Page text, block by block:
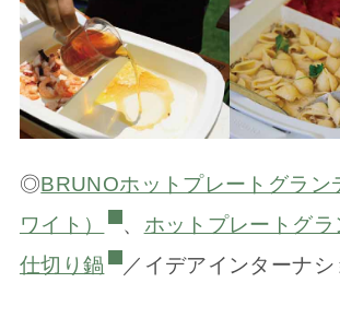
◎BRUNOホットプレートグラン
ワイト）
、 ホットプレートグラ
仕切り鍋
／イデアインターナ